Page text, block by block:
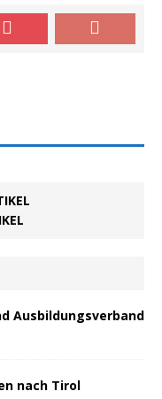
Ausbildungsverband
nach Tirol